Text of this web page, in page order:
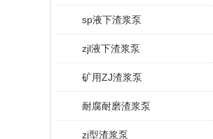
sp液下渣浆泵
zjl液下渣浆泵
矿用ZJ渣浆泵
耐腐耐磨渣浆泵
zj型渣浆泵